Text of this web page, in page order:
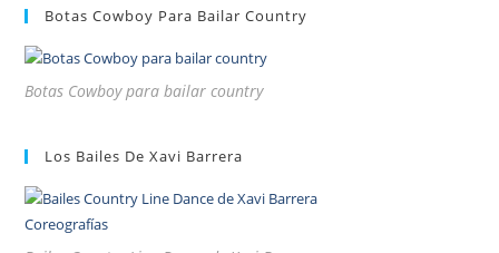
Botas Cowboy Para Bailar Country
Botas Cowboy para bailar country
Los Bailes De Xavi Barrera